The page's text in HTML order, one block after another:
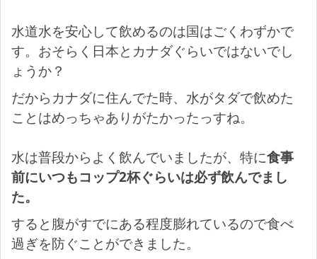
水道水を安心して飲めるのは国はごくわずかで
す。おそらく日本とカナダぐらいではないでし
ょうか？
だからカナダに住んでた時、水がタダで飲めた
ことはめっちゃありがたかったっすね。
水は普段からよく飲んでいましたが、特に食事
前にいつもコップ2杯ぐらいは必ず飲んでまし
た。
すると腹がすでにある程度膨れているので食べ
過ぎを防ぐことができました。